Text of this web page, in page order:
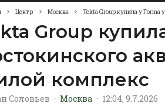
Центр Москва Tekta Group купила у Forma
Group
комплекс
Соловьев · Москва · 12:04, 9.7.2026